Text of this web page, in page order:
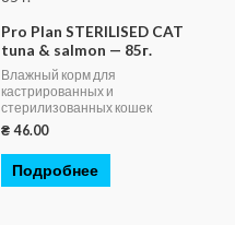
Pro Plan STERILISED CAT
tuna & salmon — 85г.
Влажный корм для
кастрированных и
стерилизованных кошек
₴ 46.00
Подробнее